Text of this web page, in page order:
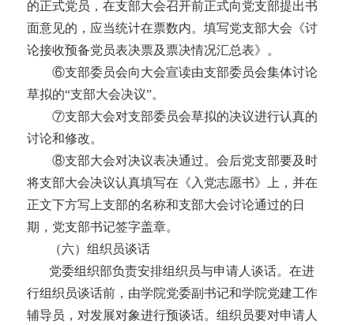
的正式党员，在支部大会召开前正式向党支部提出书
面意见的，应当统计在票数内。填写党支部大会《讨
论接收预备党员表决票及票决情况汇总表》
。
⑥支部委员会向大会宣读由支部委员会集体讨论
草拟的“支部大会决议”。
⑦支部大会对支部委员会草拟的决议进行认真的
讨论和修改。
⑧支部大会对决议表决通过。会后党支部要及时
将支部大会决议认真填写在《入党志愿书》上，并在
正文下方写上支部的名称和支部大会讨论通过的日
期，党支部书记签字盖章。
（六）组织员谈话
党委组织部负责安排组织员与申请人谈话。在进
行组织员谈话前，由学院党委副书记和学院党建工作
辅导员，对发展对象进行预谈话。组织员要对申请人